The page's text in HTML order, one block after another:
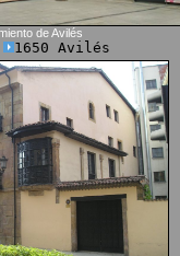
de Avilés
1650 Avilés